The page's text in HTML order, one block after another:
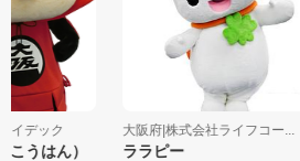
エイデック
こうはん）
大阪府|株式会社ライフコー...
ララピー